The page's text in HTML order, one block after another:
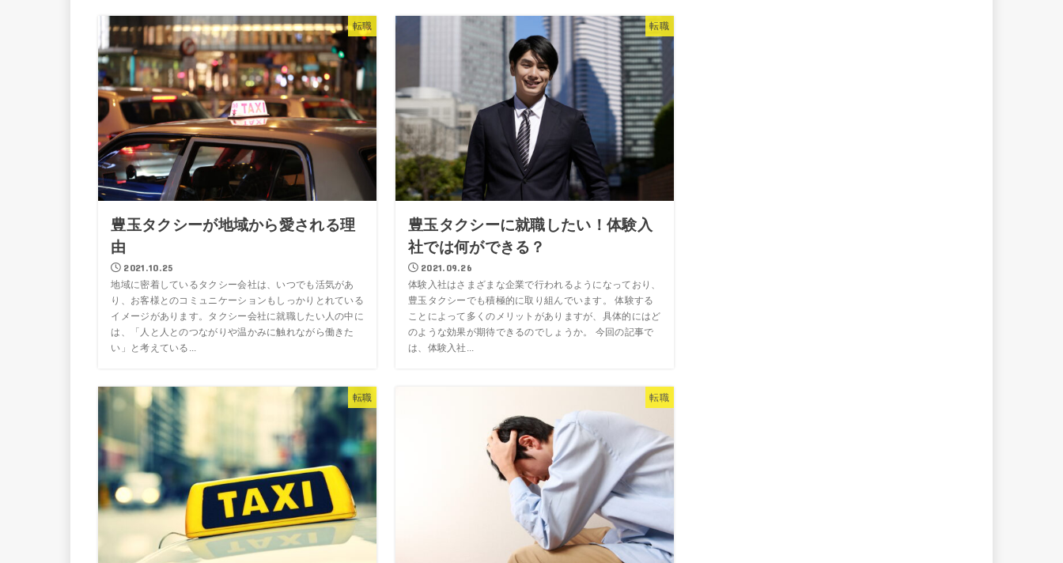
転職
豊玉タクシーが地域から愛される理
由
2021.10.25
地域に密着しているタクシー会社は、いつでも活気があ
り、お客様とのコミュニケーションもしっかりとれている
イメージがあります。タクシー会社に就職したい人の中に
は、「人と人とのつながりや温かみに触れながら働きた
い」と考えている...
転職
豊玉タクシーに就職したい！体験入
社では何ができる？
2021.09.26
体験入社はさまざまな企業で行われるようになっており、
豊玉タクシーでも積極的に取り組んでいます。 体験する
ことによって多くのメリットがありますが、具体的にはど
のような効果が期待できるのでしょうか。 今回の記事で
は、体験入社...
転職 転職